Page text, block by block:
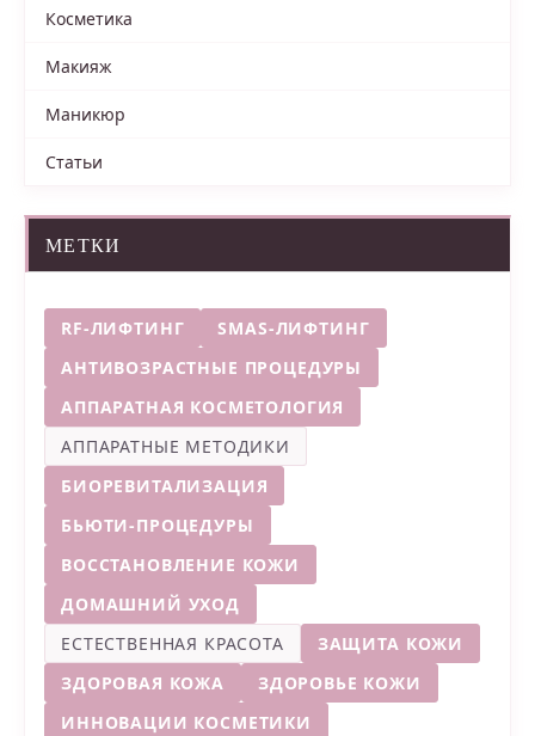
Косметика
Макияж
Маникюр
Статьи
МЕТКИ
RF-ЛИФТИНГ
SMAS-ЛИФТИНГ
АНТИВОЗРАСТНЫЕ ПРОЦЕДУРЫ
АППАРАТНАЯ КОСМЕТОЛОГИЯ
АППАРАТНЫЕ МЕТОДИКИ
БИОРЕВИТАЛИЗАЦИЯ
БЬЮТИ-ПРОЦЕДУРЫ
ВОССТАНОВЛЕНИЕ КОЖИ
ДОМАШНИЙ УХОД
ЕСТЕСТВЕННАЯ КРАСОТА
ЗАЩИТА КОЖИ
ЗДОРОВАЯ КОЖА
ЗДОРОВЬЕ КОЖИ
ИННОВАЦИИ КОСМЕТИКИ